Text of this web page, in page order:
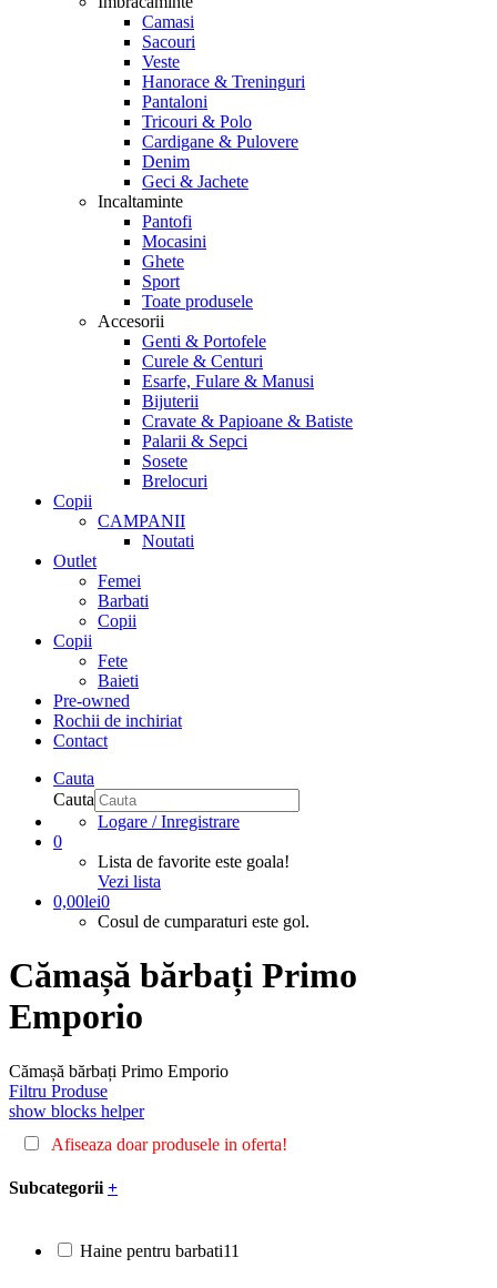
Camasi
Sacouri
Veste
Hanorace & Treninguri
Pantaloni
Tricouri & Polo
Cardigane & Pulovere
Denim
Geci & Jachete
Incaltaminte
Pantofi
Mocasini
Ghete
Sport
Toate produsele
Accesorii
Genti & Portofele
Curele & Centuri
Esarfe, Fulare & Manusi
Bijuterii
Cravate & Papioane & Batiste
Palarii & Sepci
Sosete
Brelocuri
Copii
CAMPANII
Noutati
Outlet
Femei
Barbati
Copii
Copii
Fete
Baieti
Pre-owned
Rochii de inchiriat
Contact
Cauta
Cauta
Logare / Inregistrare
0
Lista de favorite este goala!
Vezi lista
0,00lei0
Cosul de cumparaturi este gol.
Cămașă bărbați Primo
Emporio
Cămașă bărbați Primo Emporio
Filtru Produse
show blocks helper
Afiseaza doar produsele in oferta!
Subcategorii +
Haine pentru barbati11